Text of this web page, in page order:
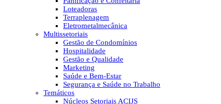
Loteadoras
Terraplenagem
Eletrometalmecânica
Multissetoriais
Gestão de Condomínios
Hospitalidade
Gestão e Qualidade
Marketing
Saúde e Bem-Estar
Segurança e Saúde no Trabalho
Temáticos
Núcleos Setoriais ACIJS